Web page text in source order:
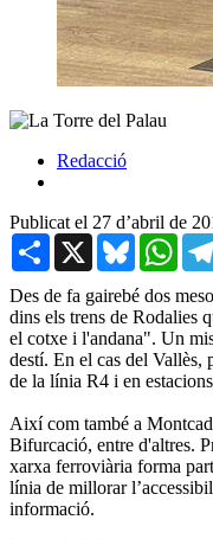
Redacció
Publicat el 27 d’abril de
Share X Bluesky
Des de fa gairebé dos
dins els trens de Rodalies
el cotxe i l'andana". Un
destí. En el cas del Vallès,
de la línia R4 i en
Així com també a
Bifurcació, entre d'altres.
xarxa ferroviària forma
línia de millorar
informació.